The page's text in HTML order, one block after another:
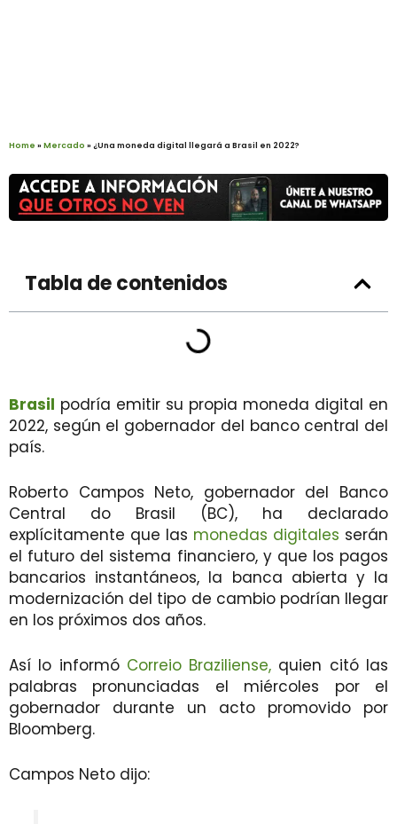
Home »Mercado »¿Una moneda digital llegará a Brasil en 2022?
Tabla de contenidos
Brasil podría emitir su propia moneda digital en
2022, según el gobernador del banco central del
país.
Roberto Campos Neto, gobernador del Banco
Central do Brasil (BC), ha declarado
explícitamente que las monedas digitales serán
el futuro del sistema financiero, y que los pagos
bancarios instantáneos, la banca abierta y la
modernización del tipo de cambio podrían llegar
en los próximos dos años.
Así lo informó Correio Braziliense, quien citó las
palabras pronunciadas el miércoles por el
gobernador durante un acto promovido por
Bloomberg.
Campos Neto dijo: